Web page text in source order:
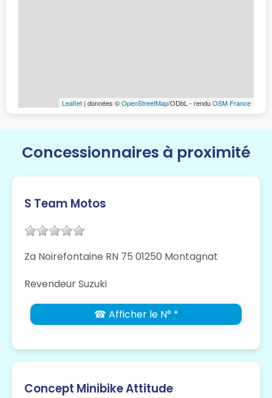
Leaflet | données ©OpenStreetMap/ODbL - renduOSM France
Concessionnaires à proximité
S Team Motos
Za Noirefontaine RN 75 01250 Montagnat
Revendeur Suzuki
☎ Afficher le N° *
Concept Minibike Attitude